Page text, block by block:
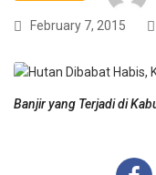
February 7, 2015
Banjir yang Terjadi di